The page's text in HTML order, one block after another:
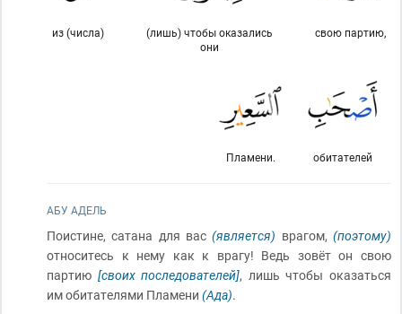
свою партию,
(лишь) чтобы оказались
они
из (числа)
обитателей
Пламени.
АБУ АДЕЛЬ
Поистине, сатана для вас(является) врагом,(поэтому)
относитесь к нему как к врагу! Ведь зовёт он свою
партию [своих последователей], лишь чтобы оказаться
им обитателями Пламени (Ада).